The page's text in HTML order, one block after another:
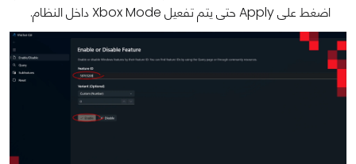
اضغط على Apply حتى يتم تفعيل Xbox Mode داخل النظام.